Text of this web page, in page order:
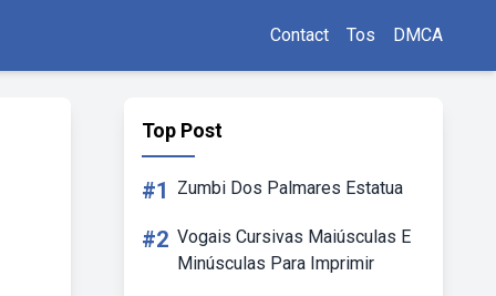
Contact Tos DMCA
Top Post
#1 Zumbi Dos Palmares Estatua
#2 Vogais Cursivas Maiúsculas E
Minúsculas Para Imprimir